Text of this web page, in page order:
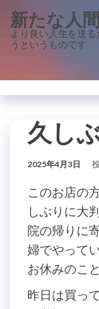
ン
に
新たな人
より良い人生を送
うというものです
久し
2025年4月3日
このお店の
しぶりに大
院の帰りに
婦でやって
お休みのこ
昨日は買っ